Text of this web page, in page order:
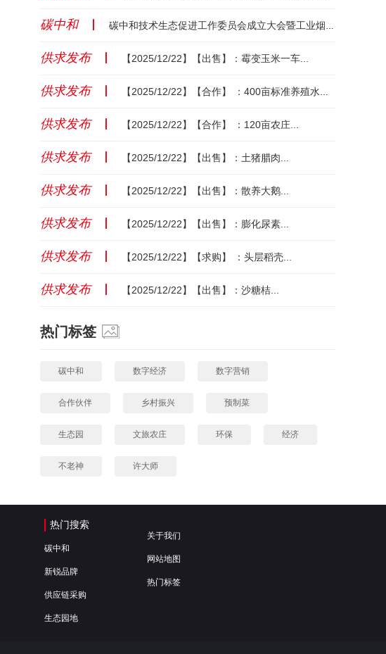
碳中和 碳中和技术生态促进工作委员会成立大会暨工业烟气超净排放纳米碳制备技术成套装备发布会成功举办...
供求发布 【2025/12/22】【出售】：霉变玉米一车...
供求发布 【2025/12/22】【合作】 ：400亩标准养殖水面...
供求发布 【2025/12/22】【合作】 ：120亩农庄...
供求发布 【2025/12/22】【出售】：土猪腊肉...
供求发布 【2025/12/22】【出售】：散养大鹅...
供求发布 【2025/12/22】【出售】：膨化尿素...
供求发布 【2025/12/22】【求购】 ：头层稻壳...
供求发布 【2025/12/22】【出售】：沙糖桔...
热门标签
碳中和 数字经济 数字营销
合作伙伴 乡村振兴 预制菜
生态园 文旅农庄 环保 经济
不老神 许大师
热门搜索
碳中和
新锐品牌
供应链采购
生态园地
关于我们
网站地图
热门标签